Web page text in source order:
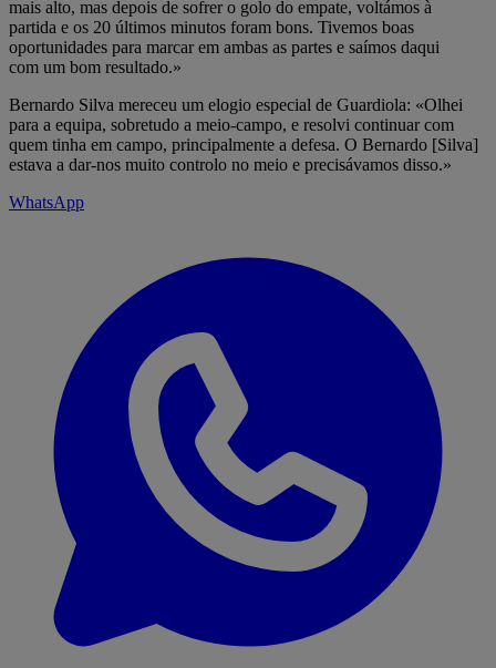
mais alto, mas depois de sofrer o golo do empate, voltámos à
partida e os 20 últimos minutos foram bons. Tivemos boas
oportunidades para marcar em ambas as partes e saímos daqui
com um bom resultado.»
Bernardo Silva mereceu um elogio especial de Guardiola: «Olhei
para a equipa, sobretudo a meio-campo, e resolvi continuar com
quem tinha em campo, principalmente a defesa. O Bernardo [Silva]
estava a dar-nos muito controlo no meio e precisávamos disso.»
WhatsApp